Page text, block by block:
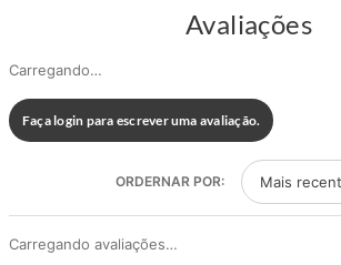
Avaliações
Carregando…
Faça login para escrever uma avaliação.
Mais
Carregando avaliações…